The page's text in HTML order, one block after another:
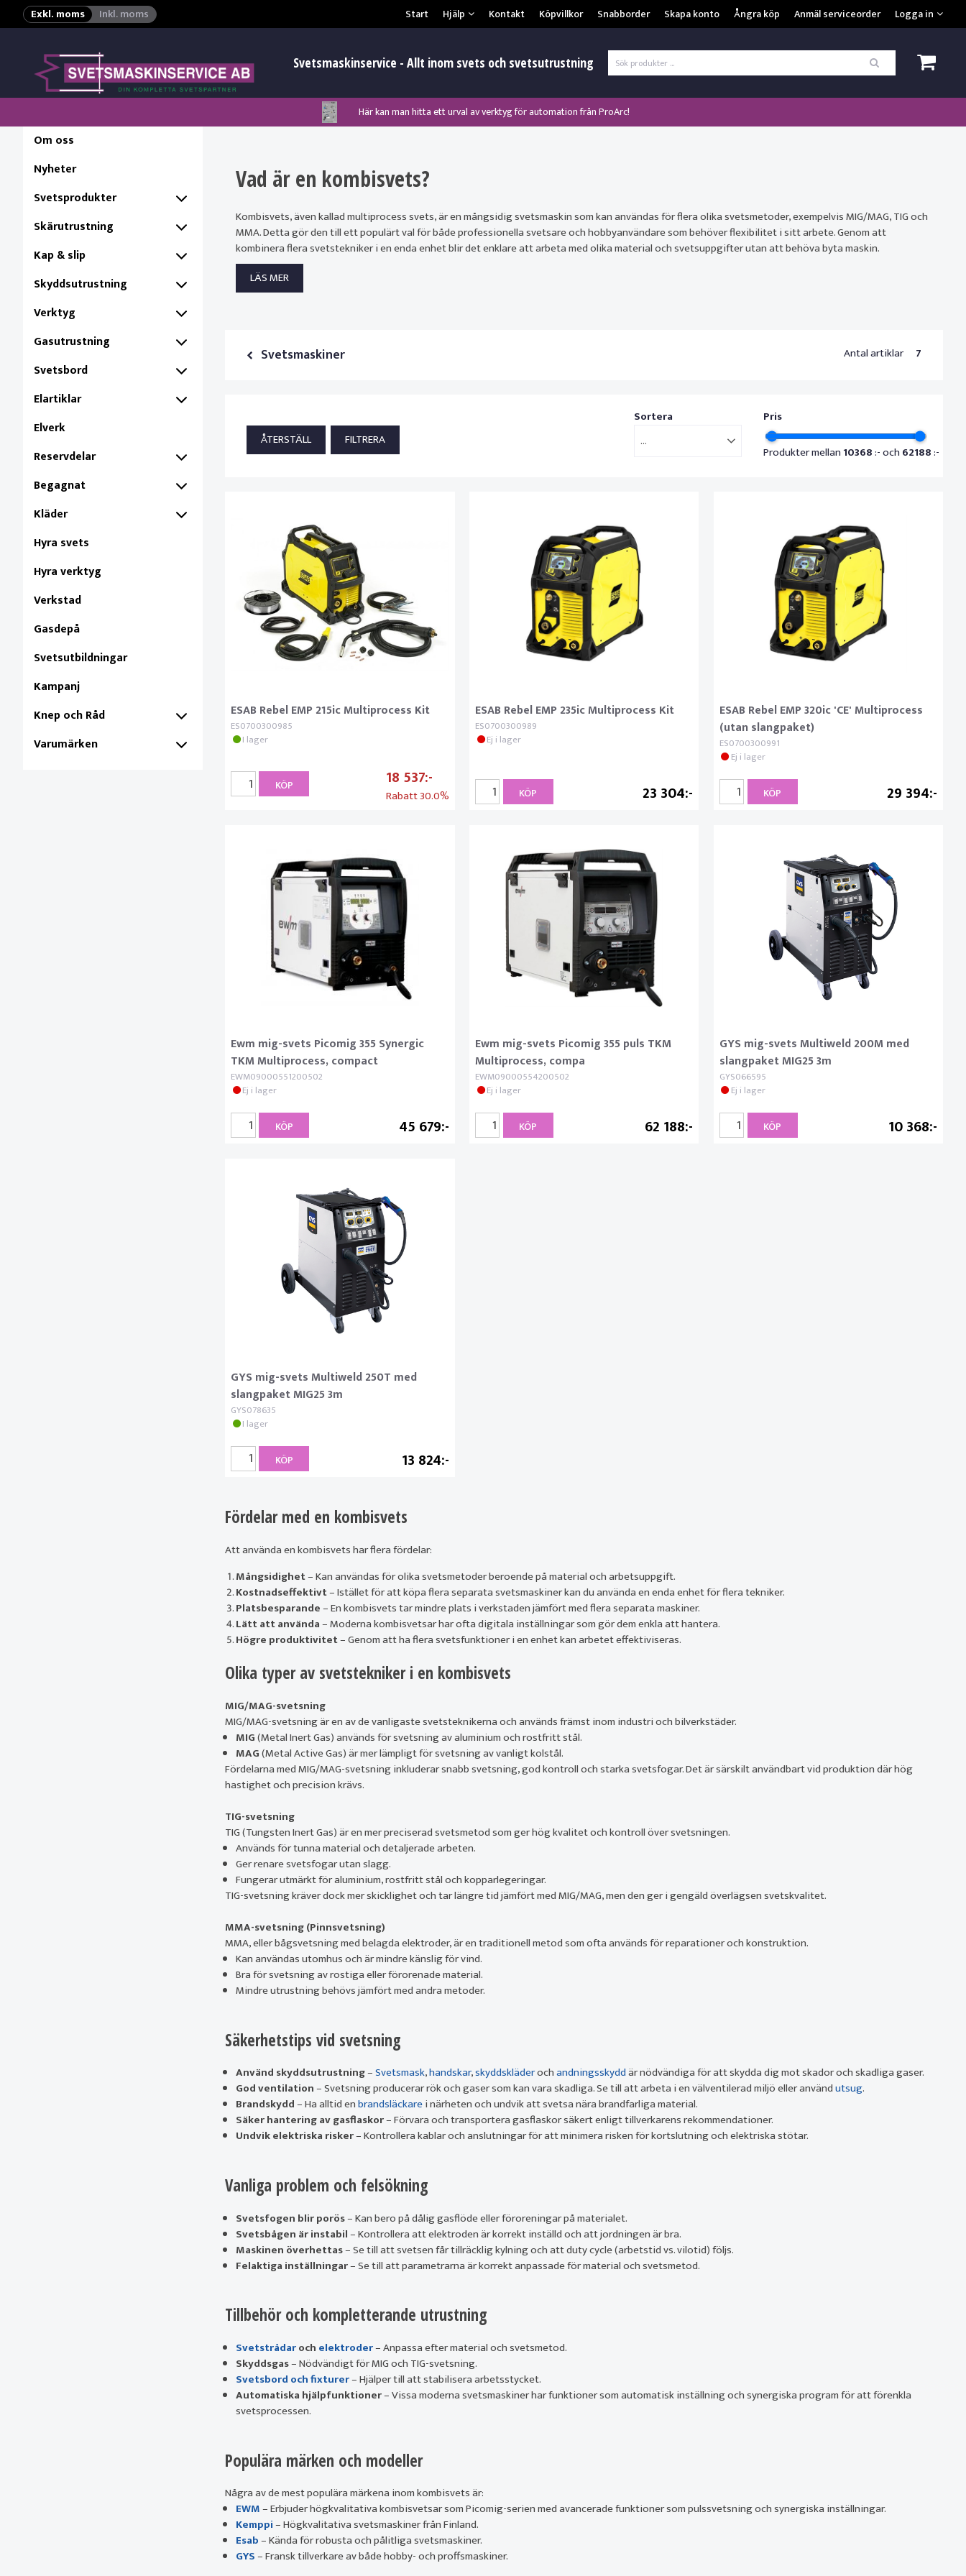
Exkl. moms Inkl. moms Start Hjälp
Säkerhet & Cookies Kontakt Köpvillkor Snabborder Skapa konto Ångra köp Anmäl serviceorder Logga in
Logga in
*
SKAPA NYTT KONTO
Svetsmaskinservice - Allt inom svets och svetsutrustning
Klicka här för att se alla våra nuvarande kampanjer!
Här kan man hitta ett urval av verktyg för automation från ProArc!
Nyhet! Lägesställare, rullbockar och längdsvets från ProArc!
Nyhet! Tig-svets från Esab, Rogue ET 230iP AC/DC!
Nyhet! Tig-svets Minarc T 223 AC/DC från Kemppi!
Nyhet! Nya PAPR-enheten från ESAB EPR-X1.1!
Nyhet! MinarcMig 190 Auto och MinarcMig 220 Auto från Kemppi!
Om oss
Nyheter
Svetsprodukter
Skärutrustning
Kap & slip
Skyddsutrustning
Verktyg
Gasutrustning
Svetsbord
Elartiklar
Elverk
Reservdelar
Begagnat
Kläder
Hyra svets
Hyra verktyg
Verkstad
Gasdepå
Svetsutbildningar
Kampanj
Knep och Råd
Varumärken
Vad är en kombisvets?
Kombisvets, även kallad multiprocess svets, är en mångsidig svetsmaskin som kan användas för flera olika svetsmetoder, exempelvis MIG/MAG, TIG och
MMA. Detta gör den till ett populärt val för både professionella svetsare och hobbyanvändare som behöver flexibilitet i sitt arbete. Genom att
kombinera flera svetstekniker i en enda enhet blir det enklare att arbeta med olika material och svetsuppgifter utan att behöva byta maskin.
LÄS MER
Svetsmaskiner Antal artiklar 7
Sortera
...
Pris
Produkter mellan 10368:- och 62188:-
ESAB Rebel EMP 215ic Multiprocess Kit
ES0700300985
I lager
18 537
Rabatt30.0%
KÖP
ESAB Rebel EMP 235ic Multiprocess Kit
ES0700300989
Ej i lager
23 304
KÖP
ESAB Rebel EMP 320ic 'CE' Multiprocess
(utan slangpaket)
ES0700300991
Ej i lager
29 394
KÖP
Ewm mig-svets Picomig 355 Synergic
TKM Multiprocess, compact
EWM09000551200502
Ej i lager
45 679
KÖP
Ewm mig-svets Picomig 355 puls TKM
Multiprocess, compa
EWM09000554200502
Ej i lager
62 188
KÖP
GYS mig-svets Multiweld 200M med
slangpaket MIG25 3m
GYS066595
Ej i lager
10 368
KÖP
GYS mig-svets Multiweld 250T med
slangpaket MIG25 3m
GYS078635
I lager
13 824
KÖP
Fördelar med en kombisvets
Att använda en kombisvets har flera fördelar:
Mångsidighet– Kan användas för olika svetsmetoder beroende på material och arbetsuppgift.
Kostnadseffektivt– Istället för att köpa flera separata svetsmaskiner kan du använda en enda enhet för flera tekniker.
Platsbesparande– En kombisvets tar mindre plats i verkstaden jämfört med flera separata maskiner.
Lätt att använda– Moderna kombisvetsar har ofta digitala inställningar som gör dem enkla att hantera.
Högre produktivitet– Genom att ha flera svetsfunktioner i en enhet kan arbetet effektiviseras.
Olika typer av svetstekniker i en kombisvets
MIG/MAG-svetsning
MIG/MAG-svetsning är en av de vanligaste svetsteknikerna och används främst inom industri och bilverkstäder.
MIG(Metal Inert Gas) används för svetsning av aluminium och rostfritt stål.
MAG(Metal Active Gas) är mer lämpligt för svetsning av vanligt kolstål.
Fördelarna med MIG/MAG-svetsning inkluderar snabb svetsning, god kontroll och starka svetsfogar. Det är särskilt användbart vid produktion där hög
hastighet och precision krävs.
TIG-svetsning
TIG (Tungsten Inert Gas) är en mer preciserad svetsmetod som ger hög kvalitet och kontroll över svetsningen.
Används för tunna material och detaljerade arbeten.
Ger renare svetsfogar utan slagg.
Fungerar utmärkt för aluminium, rostfritt stål och kopparlegeringar.
TIG-svetsning kräver dock mer skicklighet och tar längre tid jämfört med MIG/MAG, men den ger i gengäld överlägsen svetskvalitet.
MMA-svetsning (Pinnsvetsning)
MMA, eller bågsvetsning med belagda elektroder, är en traditionell metod som ofta används för reparationer och konstruktion.
Kan användas utomhus och är mindre känslig för vind.
Bra för svetsning av rostiga eller förorenade material.
Mindre utrustning behövs jämfört med andra metoder.
Säkerhetstips vid svetsning
Använd skyddsutrustning–Svetsmask,handskar,skyddskläderochandningsskyddär nödvändiga för att skydda dig mot skador och skadliga gaser.
God ventilation– Svetsning producerar rök och gaser som kan vara skadliga. Se till att arbeta i en välventilerad miljö eller användutsug.
Brandskydd– Ha alltid enbrandsläckarei närheten och undvik att svetsa nära brandfarliga material.
Säker hantering av gasflaskor– Förvara och transportera gasflaskor säkert enligt tillverkarens rekommendationer.
Undvik elektriska risker– Kontrollera kablar och anslutningar för att minimera risken för kortslutning och elektriska stötar.
Vanliga problem och felsökning
Svetsfogen blir porös– Kan bero på dålig gasflöde eller föroreningar på materialet.
Svetsbågen är instabil– Kontrollera att elektroden är korrekt inställd och att jordningen är bra.
Maskinen överhettas– Se till att svetsen får tillräcklig kylning och att duty cycle (arbetstid vs. vilotid) följs.
Felaktiga inställningar– Se till att parametrarna är korrekt anpassade för material och svetsmetod.
Tillbehör och kompletterande utrustning
Svetstrådaroch elektroder– Anpassa efter material och svetsmetod.
Skyddsgas– Nödvändigt för MIG och TIG-svetsning.
Svetsbord och fixturer– Hjälper till att stabilisera arbetsstycket.
Automatiska hjälpfunktioner– Vissa moderna svetsmaskiner har funktioner som automatisk inställning och synergiska program för att förenkla
svetsprocessen.
Populära märken och modeller
Några av de mest populära märkena inom kombisvets är:
EWM– Erbjuder högkvalitativa kombisvetsar som Picomig-serien med avancerade funktioner som pulssvetsning och synergiska inställningar.
Kemppi– Högkvalitativa svetsmaskiner från Finland.
Esab– Kända för robusta och pålitliga svetsmaskiner.
GYS– Fransk tillverkare av både hobby- och proffsmaskiner.